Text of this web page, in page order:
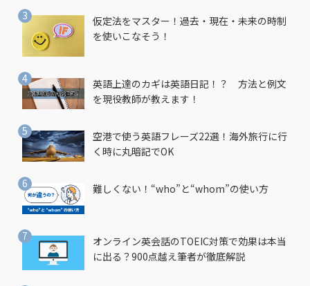
仮定法をマスター！過去・現在・未来の時制
を使いこなそう！
英語上達のカギは英語日記！？ 方法と例文
を現役教師が教えます！
空港で使う英語フレーズ22選！海外旅行に行
く時に丸暗記でOK
難しくない！“who”と“whom”の使い方
オンライン英会話のTOEIC対策で効果は本当
に出る？900点越え筆者が徹底解説